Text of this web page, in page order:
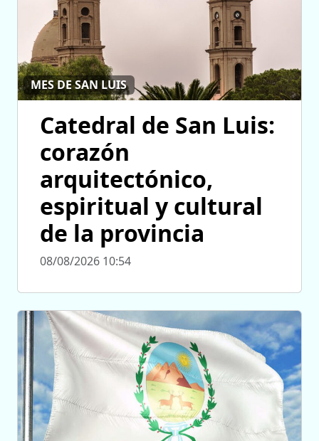
MES DE SAN LUIS
Catedral de San Luis:
corazón
arquitectónico,
espiritual y cultural
de la provincia
08/08/2026 10:54